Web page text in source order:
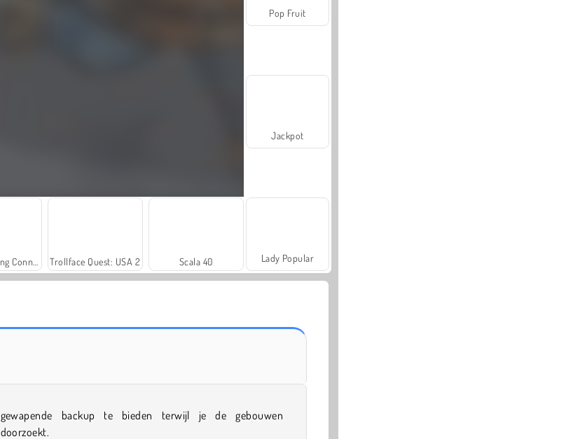
Trollface Quest: USA 2 Scala 40
Pop Fruit
Jackpot
Lady Popular
gewapende backup te bieden terwijl je de gebouwen
doorzoekt.